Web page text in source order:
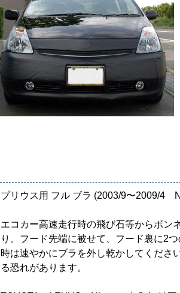
プリウス用 フル ブラ (2003/9〜2009/4
エコカー高速走行時の飛び石等からボン
り。フード先端に被せて、フード裏に2
時は速やかにブラを外し乾かしてくださ
る恐れがあります。